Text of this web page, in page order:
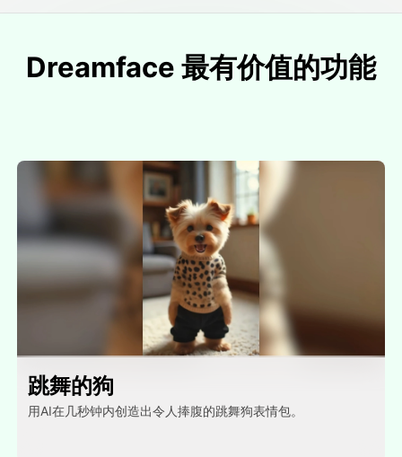
Dreamface 最有价值的功能
跳舞的狗
用AI在几秒钟内创造出令人捧腹的跳舞狗表情包。